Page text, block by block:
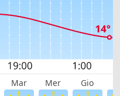
Mar Mer Gio